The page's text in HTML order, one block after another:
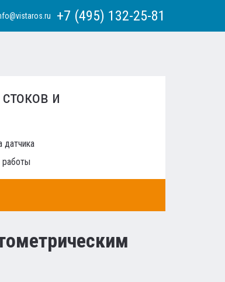
+7 (495) 132-25-81
и
датчика